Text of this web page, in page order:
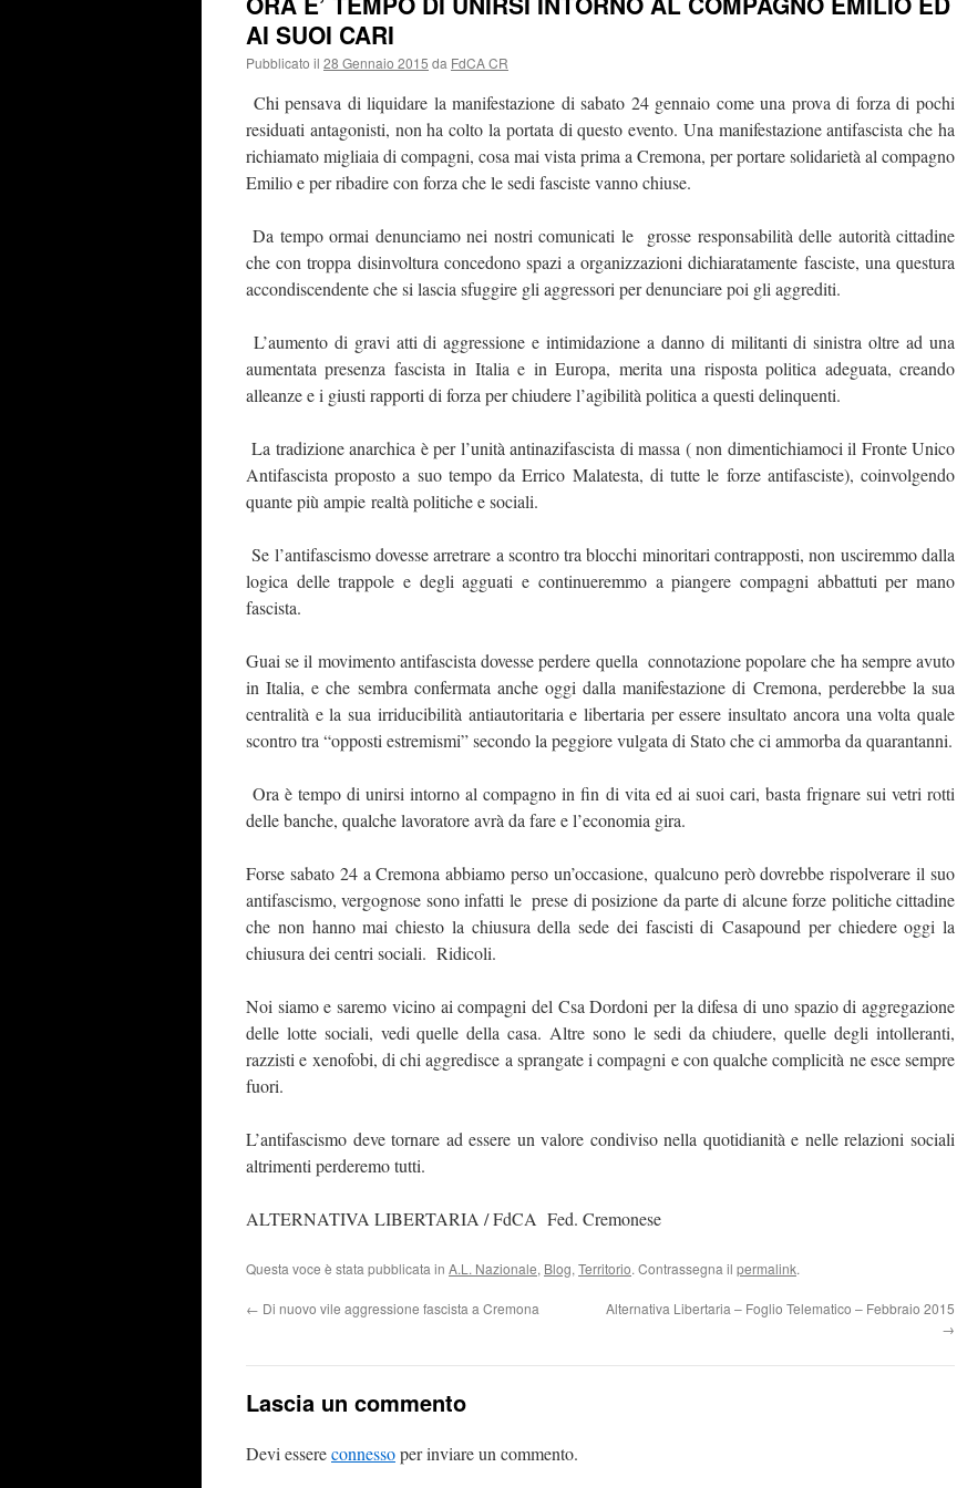
AI SUOI CARI
Pubblicato il 28 Gennaio 2015 da FdCA CR
Chi pensava di liquidare la manifestazione di sabato 24 gennaio come una prova di forza di pochi
residuati antagonisti, non ha colto la portata di questo evento. Una manifestazione antifascista che ha
richiamato migliaia di compagni, cosa mai vista prima a Cremona, per portare solidarietà al compagno
Emilio e per ribadire con forza che le sedi fasciste vanno chiuse.
Da tempo ormai denunciamo nei nostri comunicati le grosse responsabilità delle autorità cittadine
che con troppa disinvoltura concedono spazi a organizzazioni dichiaratamente fasciste, una questura
accondiscendente che si lascia sfuggire gli aggressori per denunciare poi gli aggrediti.
L’aumento di gravi atti di aggressione e intimidazione a danno di militanti di sinistra oltre ad una
aumentata presenza fascista in Italia e in Europa, merita una risposta politica adeguata, creando
alleanze e i giusti rapporti di forza per chiudere l’agibilità politica a questi delinquenti.
La tradizione anarchica è per l’unità antinazifascista di massa ( non dimentichiamoci il Fronte Unico
Antifascista proposto a suo tempo da Errico Malatesta, di tutte le forze antifasciste), coinvolgendo
quante più ampie realtà politiche e sociali.
Se l’antifascismo dovesse arretrare a scontro tra blocchi minoritari contrapposti, non usciremmo dalla
logica delle trappole e degli agguati e continueremmo a piangere compagni abbattuti per mano
fascista.
Guai se il movimento antifascista dovesse perdere quella connotazione popolare che ha sempre avuto
in Italia, e che sembra confermata anche oggi dalla manifestazione di Cremona, perderebbe la sua
centralità e la sua irriducibilità antiautoritaria e libertaria per essere insultato ancora una volta quale
scontro tra “opposti estremismi” secondo la peggiore vulgata di Stato che ci ammorba da quarantanni.
Ora è tempo di unirsi intorno al compagno in fin di vita ed ai suoi cari, basta frignare sui vetri rotti
delle banche, qualche lavoratore avrà da fare e l’economia gira.
Forse sabato 24 a Cremona abbiamo perso un’occasione, qualcuno però dovrebbe rispolverare il suo
antifascismo, vergognose sono infatti le prese di posizione da parte di alcune forze politiche cittadine
che non hanno mai chiesto la chiusura della sede dei fascisti di Casapound per chiedere oggi la
chiusura dei centri sociali. Ridicoli.
Noi siamo e saremo vicino ai compagni del Csa Dordoni per la difesa di uno spazio di aggregazione
delle lotte sociali, vedi quelle della casa. Altre sono le sedi da chiudere, quelle degli intolleranti,
razzisti e xenofobi, di chi aggredisce a sprangate i compagni e con qualche complicità ne esce sempre
fuori.
L’antifascismo deve tornare ad essere un valore condiviso nella quotidianità e nelle relazioni sociali
altrimenti perderemo tutti.
ALTERNATIVA LIBERTARIA / FdCA Fed. Cremonese
Questa voce è stata pubblicata in A.L. Nazionale, Blog, Territorio. Contrassegna il permalink.
← Di nuovo vile aggressione fascista a Cremona
Alternativa Libertaria – Foglio Telematico – Febbraio 2015
→
Lascia un commento
Devi essereconnessoper inviare un commento.